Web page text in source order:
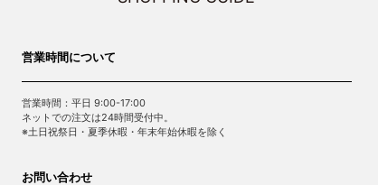
営業時間について
営業時間：平日 9:00-17:00
ネットでの注文は24時間受付中。
※土日祝祭日・夏季休暇・年末年始休暇を除く
お問い合わせ